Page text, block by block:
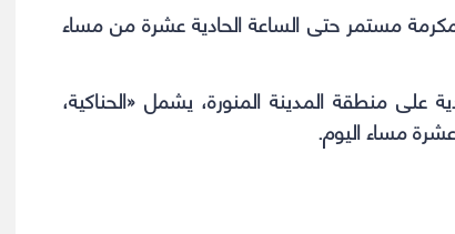
مستمر حتى الساعة الحادية عشرة من مساء
على منطقة المدينة المنورة، يشمل «الحناكية،
مساء اليوم.